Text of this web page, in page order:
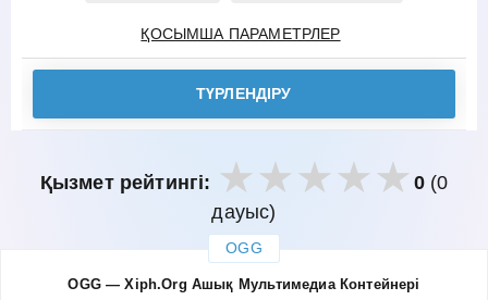
ҚОСЫМША ПАРАМЕТРЛЕР
ТҮРЛЕНДІРУ
Қызмет рейтингі: 0(0
дауыс)
OGG
OGG — Xiph.Org Ашық Мультимедиа Контейнері